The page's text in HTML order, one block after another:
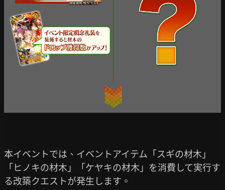
本イベントでは、イベントアイテム「スギの材木」
「ヒノキの材木」「ケヤキの材木」を消費して実行す
る改築クエストが発生します。